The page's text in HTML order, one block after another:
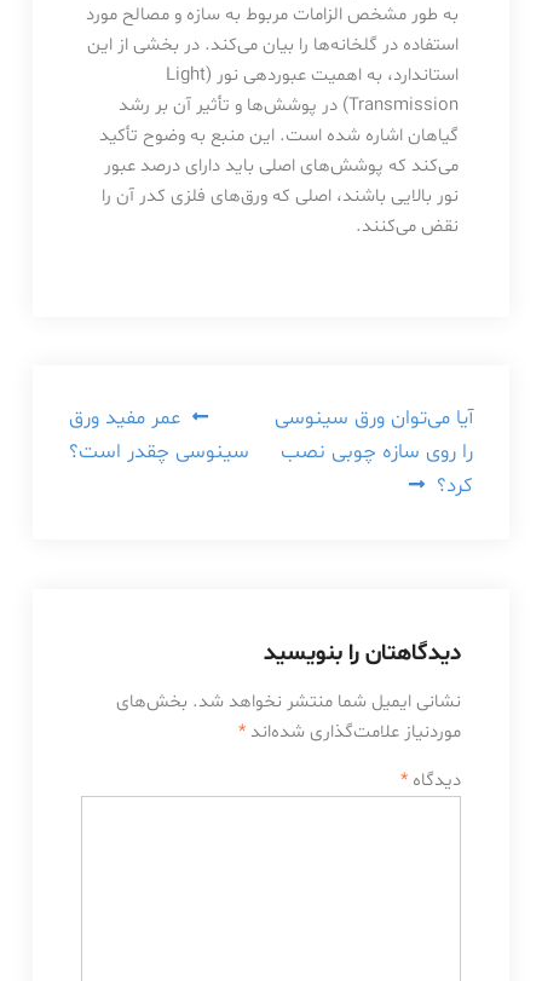
به طور مشخص الزامات مربوط به سازه و مصالح مورد
استفاده در گلخانه‌ها را بیان می‌کند. در بخشی از این
استاندارد، به اهمیت عبوردهی نور (Light
Transmission) در پوشش‌ها و تأثیر آن بر رشد
گیاهان اشاره شده است. این منبع به وضوح تأکید
می‌کند که پوشش‌های اصلی باید دارای درصد عبور
نور بالایی باشند، اصلی که ورق‌های فلزی کدر آن را
نقض می‌کنند.
راهبری
نوشته
عمر مفید ورق
سینوسی چقدر است؟
آیا می‌توان ورق سینوسی
را روی سازه چوبی نصب
کرد؟
دیدگاهتان را بنویسید
نشانی ایمیل شما منتشر نخواهد شد. بخش‌های
موردنیاز علامت‌گذاری شده‌اند *
دیدگاه *